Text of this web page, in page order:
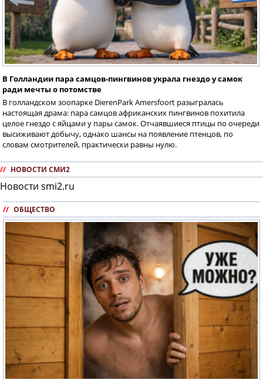
В Голландии пара самцов-пингвинов украла гнездо у самок
ради мечты о потомстве
В голландском зоопарке DierenPark Amersfoort разыгралась
настоящая драма: пара самцов африканских пингвинов похитила
целое гнездо с яйцами у пары самок. Отчаявшиеся птицы по очереди
высиживают добычу, однако шансы на появление птенцов, по
словам смотрителей, практически равны нулю.
// НОВОСТИ СМИ2
Новости smi2.ru
// ОБЩЕСТВО